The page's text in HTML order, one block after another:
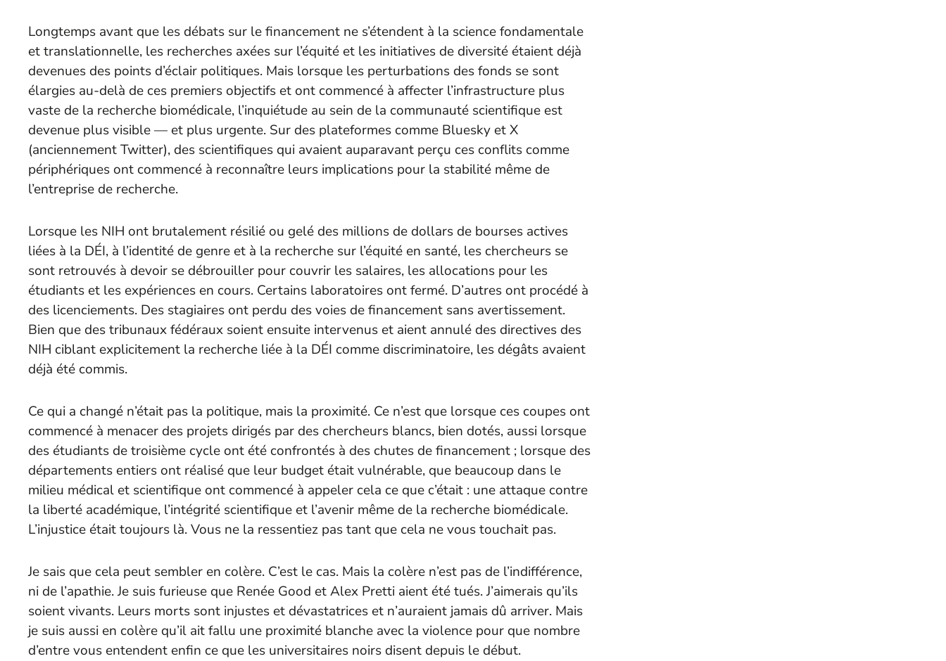
Longtemps avant que les débats sur le financement ne s’étendent à la science fondamentale
et translationnelle, les recherches axées sur l’équité et les initiatives de diversité étaient déjà
devenues des points d’éclair politiques. Mais lorsque les perturbations des fonds se sont
élargies au-delà de ces premiers objectifs et ont commencé à affecter l’infrastructure plus
vaste de la recherche biomédicale, l’inquiétude au sein de la communauté scientifique est
devenue plus visible — et plus urgente. Sur des plateformes comme Bluesky et X
(anciennement Twitter), des scientifiques qui avaient auparavant perçu ces conflits comme
périphériques ont commencé à reconnaître leurs implications pour la stabilité même de
l’entreprise de recherche.
Lorsque les NIH ont brutalement résilié ou gelé des millions de dollars de bourses actives
liées à la DÉI, à l’identité de genre et à la recherche sur l’équité en santé, les chercheurs se
sont retrouvés à devoir se débrouiller pour couvrir les salaires, les allocations pour les
étudiants et les expériences en cours. Certains laboratoires ont fermé. D’autres ont procédé à
des licenciements. Des stagiaires ont perdu des voies de financement sans avertissement.
Bien que des tribunaux fédéraux soient ensuite intervenus et aient annulé des directives des
NIH ciblant explicitement la recherche liée à la DÉI comme discriminatoire, les dégâts avaient
déjà été commis.
Ce qui a changé n’était pas la politique, mais la proximité. Ce n’est que lorsque ces coupes ont
commencé à menacer des projets dirigés par des chercheurs blancs, bien dotés, aussi lorsque
des étudiants de troisième cycle ont été confrontés à des chutes de financement ; lorsque des
départements entiers ont réalisé que leur budget était vulnérable, que beaucoup dans le
milieu médical et scientifique ont commencé à appeler cela ce que c’était : une attaque contre
la liberté académique, l’intégrité scientifique et l’avenir même de la recherche biomédicale.
L’injustice était toujours là. Vous ne la ressentiez pas tant que cela ne vous touchait pas.
Je sais que cela peut sembler en colère. C’est le cas. Mais la colère n’est pas de l’indifférence,
ni de l’apathie. Je suis furieuse que Renée Good et Alex Pretti aient été tués. J’aimerais qu’ils
soient vivants. Leurs morts sont injustes et dévastatrices et n’auraient jamais dû arriver. Mais
je suis aussi en colère qu’il ait fallu une proximité blanche avec la violence pour que nombre
d’entre vous entendent enfin ce que les universitaires noirs disent depuis le début.